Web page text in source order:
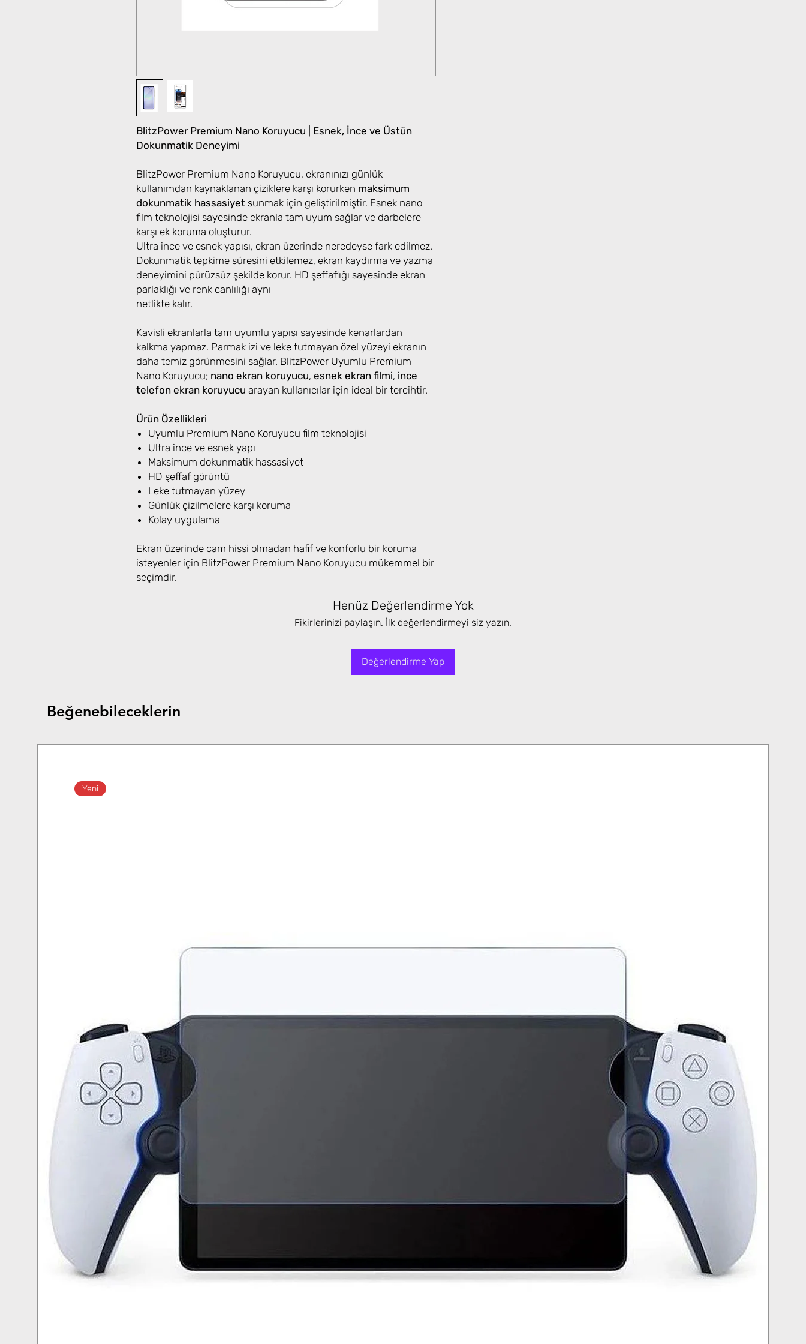
BlitzPower Premium Nano Koruyucu | Esnek, İnce ve Üstün
Dokunmatik Deneyimi
BlitzPower Premium Nano Koruyucu, ekranınızı günlük
kullanımdan kaynaklanan çiziklere karşı korurken maksimum
dokunmatik hassasiyet sunmak için geliştirilmiştir. Esnek nano
film teknolojisi sayesinde ekranla tam uyum sağlar ve darbelere
karşı ek koruma oluşturur.
Ultra ince ve esnek yapısı, ekran üzerinde neredeyse fark edilmez.
Dokunmatik tepkime süresini etkilemez, ekran kaydırma ve yazma
deneyimini pürüzsüz şekilde korur. HD şeffaflığı sayesinde ekran
parlaklığı ve renk canlılığı aynı
netlikte kalır.
Kavisli ekranlarla tam uyumlu yapısı sayesinde kenarlardan
kalkma yapmaz. Parmak izi ve leke tutmayan özel yüzeyi ekranın
daha temiz görünmesini sağlar. BlitzPower Uyumlu Premium
Nano Koruyucu; nano ekran koruyucu, esnek ekran filmi, ince
telefon ekran koruyucu arayan kullanıcılar için ideal bir tercihtir.
Ürün Özellikleri
Uyumlu Premium Nano Koruyucu film teknolojisi
Ultra ince ve esnek yapı
Maksimum dokunmatik hassasiyet
HD şeffaf görüntü
Leke tutmayan yüzey
Günlük çizilmelere karşı koruma
Kolay uygulama
Ekran üzerinde cam hissi olmadan hafif ve konforlu bir koruma
isteyenler için BlitzPower Premium Nano Koruyucu mükemmel bir
seçimdir.
Henüz Değerlendirme Yok
Fikirlerinizi paylaşın. İlk değerlendirmeyi siz yazın.
Değerlendirme Yap
Beğenebileceklerin
Yeni